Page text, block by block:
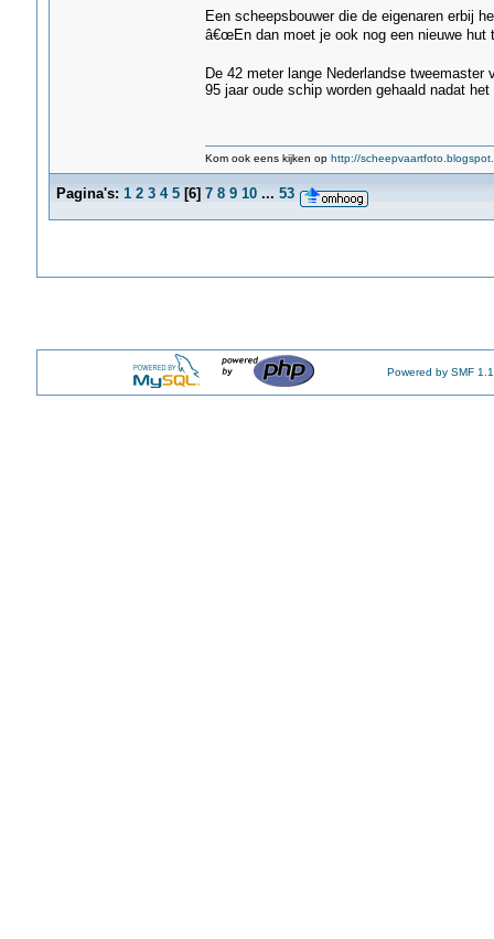
Een scheepsbouwer die de eigenaren erbij
â€œEn dan moet je ook nog een nieuwe hut
De 42 meter lange Nederlandse
95 jaar oude schip worden gehaald nadat
Kom ook eens kijken op http://
Pagina's: 1 2 3 4 5[6] 7 8 9 10 ... 53
Powered by SMF